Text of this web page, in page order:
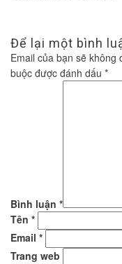
Để lại một bình
Email của bạn sẽ không
buộc được đánh dấu *
Bình luận *
Tên *
Email *
Trang web